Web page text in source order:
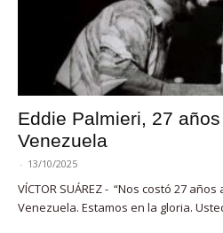
Eddie Palmieri, 27
Venezuela
- 13/10/2025
VÍCTOR SUÁREZ - “Nos costó 27
Venezuela. Estamos en la gloria.